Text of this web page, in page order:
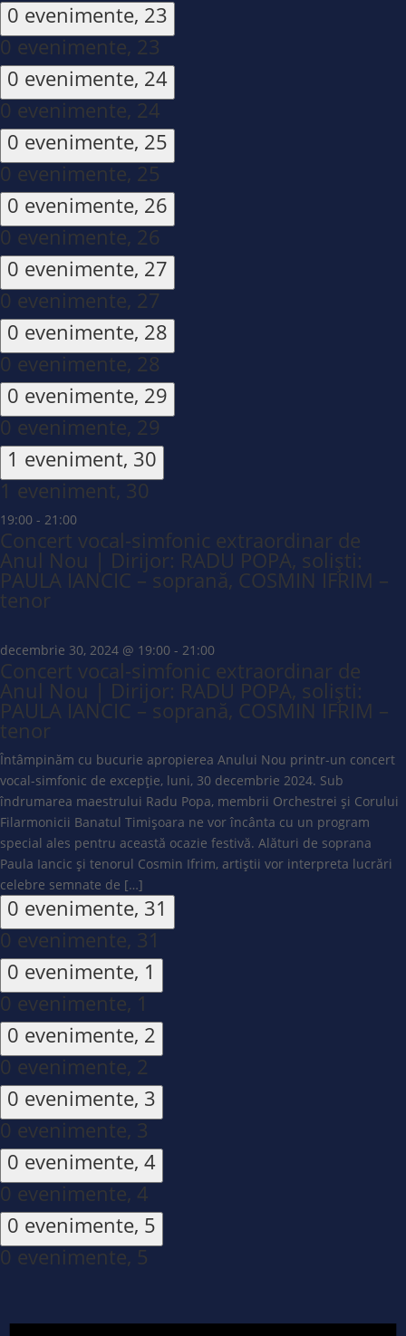
0 evenimente, 23
0 evenimente, 23
0 evenimente, 24
0 evenimente, 24
0 evenimente, 25
0 evenimente, 25
0 evenimente, 26
0 evenimente, 26
0 evenimente, 27
0 evenimente, 27
0 evenimente, 28
0 evenimente, 28
0 evenimente, 29
0 evenimente, 29
1 eveniment, 30
1 eveniment, 30
19:00 - 21:00
Concert vocal-simfonic extraordinar de
Anul Nou | Dirijor: RADU POPA, soliști:
PAULA IANCIC – soprană, COSMIN IFRIM –
tenor
decembrie 30, 2024 @ 19:00 - 21:00
Concert vocal-simfonic extraordinar de
Anul Nou | Dirijor: RADU POPA, soliști:
PAULA IANCIC – soprană, COSMIN IFRIM –
tenor
Întâmpinăm cu bucurie apropierea Anului Nou printr-un concert
vocal-simfonic de excepție, luni, 30 decembrie 2024. Sub
îndrumarea maestrului Radu Popa, membrii Orchestrei și Corului
Filarmonicii Banatul Timișoara ne vor încânta cu un program
special ales pentru această ocazie festivă. Alături de soprana
Paula Iancic și tenorul Cosmin Ifrim, artiștii vor interpreta lucrări
celebre semnate de […]
0 evenimente, 31
0 evenimente, 31
0 evenimente, 1
0 evenimente, 1
0 evenimente, 2
0 evenimente, 2
0 evenimente, 3
0 evenimente, 3
0 evenimente, 4
0 evenimente, 4
0 evenimente, 5
0 evenimente, 5